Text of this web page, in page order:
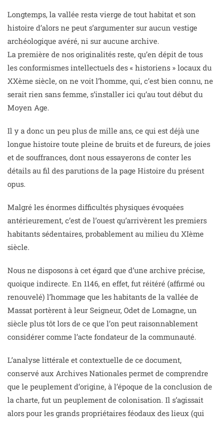
Longtemps, la vallée resta vierge de tout habitat et son
histoire d’alors ne peut s’argumenter sur aucun vestige
archéologique avéré, ni sur aucune archive.
La première de nos originalités reste, qu’en dépit de tous
les conformismes intellectuels des « historiens » locaux du
XXème siècle, on ne voit l’homme, qui, c’est bien connu, ne
serait rien sans femme, s’installer ici qu’au tout début du
Moyen Age.
Il y a donc un peu plus de mille ans, ce qui est déjà une
longue histoire toute pleine de bruits et de fureurs, de joies
et de souffrances, dont nous essayerons de conter les
détails au fil des parutions de la page Histoire du présent
opus.
Malgré les énormes difficultés physiques évoquées
antérieurement, c’est de l’ouest qu’arrivèrent les premiers
habitants sédentaires, probablement au milieu du XIème
siècle.
Nous ne disposons à cet égard que d’une archive précise,
quoique indirecte. En 1146, en effet, fut réitéré (affirmé ou
renouvelé) l’hommage que les habitants de la vallée de
Massat portèrent à leur Seigneur, Odet de Lomagne, un
siècle plus tôt lors de ce que l’on peut raisonnablement
considérer comme l’acte fondateur de la communauté.
L’analyse littérale et contextuelle de ce document,
conservé aux Archives Nationales permet de comprendre
que le peuplement d’origine, à l’époque de la conclusion de
la charte, fut un peuplement de colonisation. Il s’agissait
alors pour les grands propriétaires féodaux des lieux (qui